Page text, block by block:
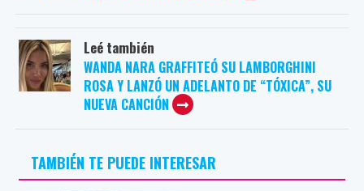
Leé también
WANDA NARA GRAFFITEÓ SU LAMBORGHINI
ROSA Y LANZÓ UN ADELANTO DE “TÓXICA”, SU
NUEVA CANCIÓN
TAMBIÉN TE PUEDE INTERESAR